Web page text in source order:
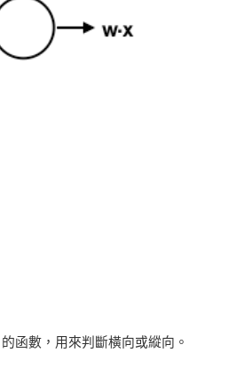
函數，用來判斷橫向或縱向。